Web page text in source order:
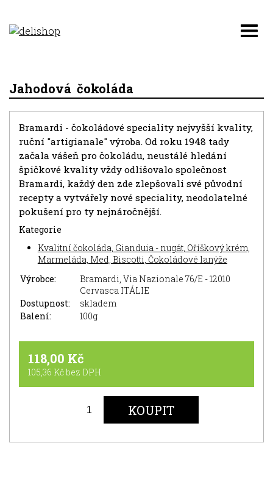
Jahodová čokoláda
Bramardi - čokoládové speciality nejvyšší kvality,
ruční "artigianale" výroba. Od roku 1948 tady
začala vášeň pro čokoládu, neustálé hledání
špičkové kvality vždy odlišovalo společnost
Bramardi, každý den zde zlepšovali své původní
recepty a vytvářely nové speciality, neodolatelné
pokušení pro ty nejnáročnější.
Kategorie
Kvalitní čokoláda, Gianduia - nugát, Oříškový krém,
Marmeláda, Med, Biscotti, Čokoládové lanýže
Výrobce:
Bramardi, Via Nazionale 76/E - 12010
Cervasca ITÁLIE
Dostupnost:
skladem
Balení:
100g
118,00 Kč
105,36 Kč bez DPH